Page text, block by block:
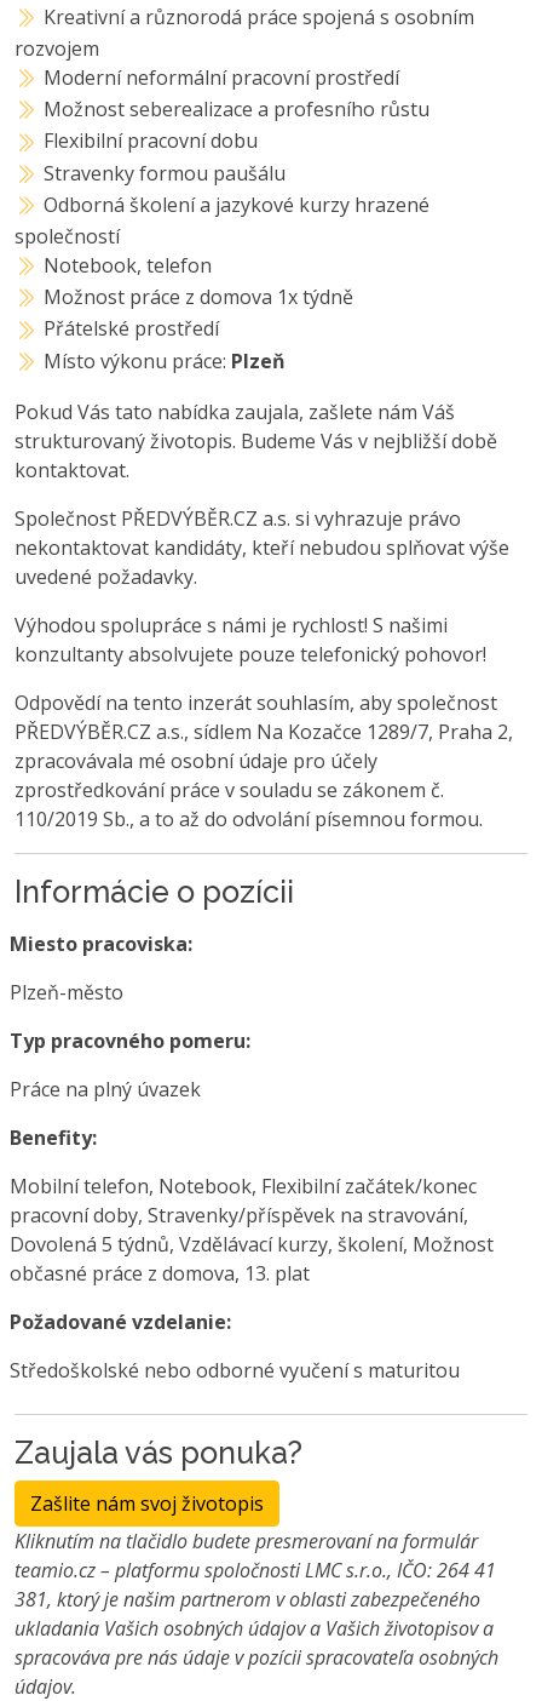
Kreativní a různorodá práce spojená s osobním
rozvojem
Moderní neformální pracovní prostředí
Možnost seberealizace a profesního růstu
Flexibilní pracovní dobu
Stravenky formou paušálu
Odborná školení a jazykové kurzy hrazené
společností
Notebook, telefon
Možnost práce z domova 1x týdně
Přátelské prostředí
Místo výkonu práce: Plzeň
Pokud Vás tato nabídka zaujala, zašlete nám Váš
strukturovaný životopis. Budeme Vás v nejbližší době
kontaktovat.
Společnost PŘEDVÝBĚR.CZ a.s. si vyhrazuje právo
nekontaktovat kandidáty, kteří nebudou splňovat výše
uvedené požadavky.
Výhodou spolupráce s námi je rychlost! S našimi
konzultanty absolvujete pouze telefonický pohovor!
Odpovědí na tento inzerát souhlasím, aby společnost
PŘEDVÝBĚR.CZ a.s., sídlem Na Kozačce 1289/7, Praha 2,
zpracovávala mé osobní údaje pro účely
zprostředkování práce v souladu se zákonem č.
110/2019 Sb., a to až do odvolání písemnou formou.
Informácie o pozícii
Miesto pracoviska:
Plzeň-město
Typ pracovného pomeru:
Práce na plný úvazek
Benefity:
Mobilní telefon, Notebook, Flexibilní začátek/konec
pracovní doby, Stravenky/příspěvek na stravování,
Dovolená 5 týdnů, Vzdělávací kurzy, školení, Možnost
občasné práce z domova, 13. plat
Požadované vzdelanie:
Středoškolské nebo odborné vyučení s maturitou
Zaujala vás ponuka?
Zašlite nám svoj životopis
Kliknutím na tlačidlo budete presmerovaní na formulár
teamio.cz – platformu spoločnosti LMC s.r.o., IČO: 264 41
381, ktorý je našim partnerom v oblasti zabezpečeného
ukladania Vašich osobných údajov a Vašich životopisov a
spracováva pre nás údaje v pozícii spracovateľa osobných
údajov.